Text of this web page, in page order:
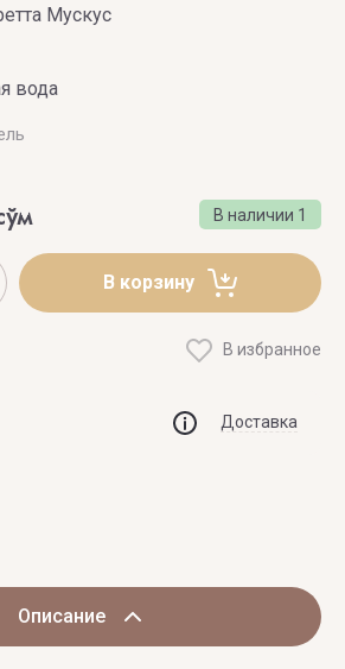
Мускус
вода
В наличии 1
В корзину
В избранное
Доставка
Описание